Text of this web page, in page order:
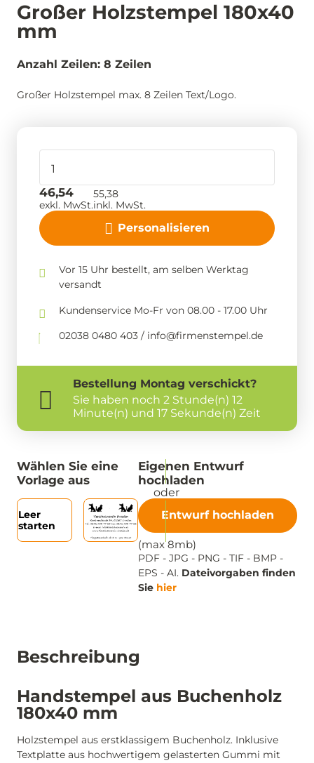
Beschreibung
Handstempel aus Buchenholz
180x40 mm
Holzstempel aus erstklassigem Buchenholz. Inklusive
Textplatte aus hochwertigem gelasterten Gummi mit
Großer Holzstempel 180x40
mm
Anzahl Zeilen: 8 Zeilen
Großer Holzstempel max. 8 Zeilen Text/Logo.
Personalisieren
46,54
exkl. MwSt.
55,38
inkl. MwSt.
Vor 15 Uhr bestellt, am selben Werktag
versandt
Kundenservice Mo-Fr von 08.00 - 17.00 Uhr
02038 0480 403 / info@firmenstempel.de
Bestellung Montag verschickt?
Sie haben noch 2 Stunde(n) 12
Minute(n) und 17 Sekunde(n) Zeit
Wählen Sie eine
Vorlage aus
Leer
starten
Eigenen Entwurf
hochladen
Entwurf hochladen
(max 8mb)
PDF - JPG - PNG - TIF - BMP -
EPS - AI. Dateivorgaben finden
Sie hier